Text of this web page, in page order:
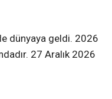
dünyaya geldi. 2026
27 Aralık 2026